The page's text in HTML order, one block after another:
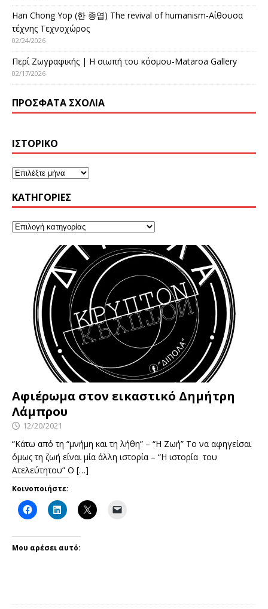
Han Chong Yop (한 종엽) The revival of humanism-Αίθουσα
τέχνης Τεχνοχώρος
02/24/2026
Περί Ζωγραφικής | Η σιωπή του κόσμου-Mataroa Gallery
02/17/2026
ΠΡΌΣΦΑΤΑ ΣΧΌΛΙΑ
ΙΣΤΟΡΙΚΌ
KΑΤΗΓΟΡΊΕΣ
Αφιέρωμα στον εικαστικό Δημήτρη
Λάμπρου
12/20/2021
“Κάτω από τη “μνήμη και τη λήθη” – “Η Ζωή” Το να αφηγείσαι
όμως τη ζωή είναι μία άλλη ιστορία – “Η ιστορία του
Ατελεύτητου” Ο […]
Κοινοποιήστε:
Μου αρέσει αυτό: